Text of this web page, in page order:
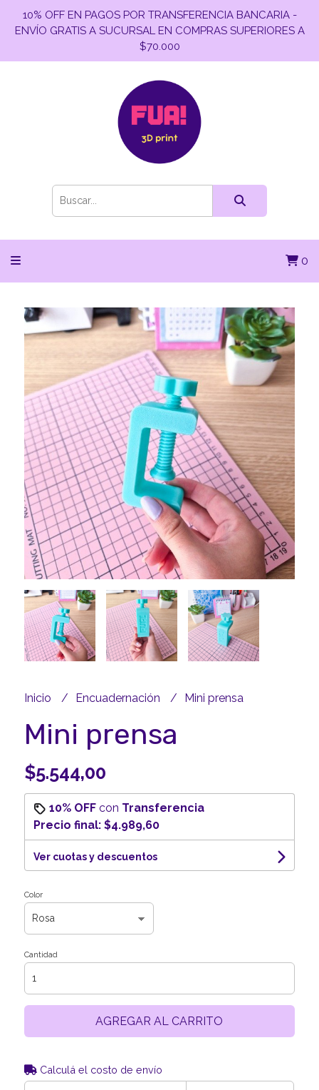
10% OFF EN PAGOS POR TRANSFERENCIA BANCARIA -
ENVÍO GRATIS A SUCURSAL EN COMPRAS SUPERIORES A
$70.000
0
Inicio Encuadernación Mini prensa
Mini prensa
$5.544,00
10% OFFcon Transferencia
Precio final: $4.989,60
Ver cuotas y descuentos
Color
Cantidad
AGREGAR AL CARRITO
Calculá el costo de envío